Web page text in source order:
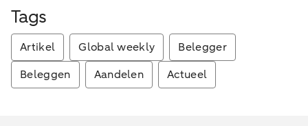
Tags
Artikel Global weekly
Belegger
Beleggen
Aandelen Actueel